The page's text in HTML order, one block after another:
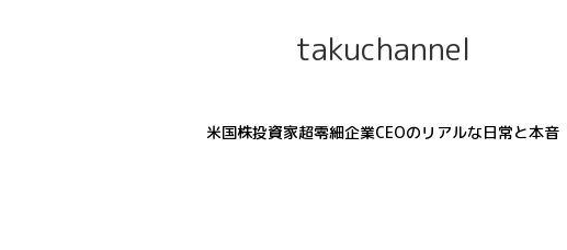
takuchannel
米国株投資家超零細企業CEOのリアルな日常と本音